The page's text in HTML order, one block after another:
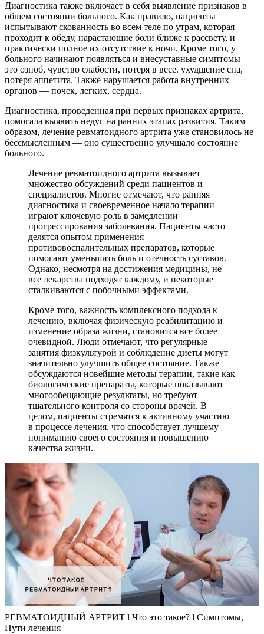
Диагностика также включает в себя выявление признаков в
общем состоянии больного. Как правило, пациенты
испытывают скованность во всем теле по утрам, которая
проходит к обеду, нарастающие боли ближе к рассвету, и
практически полное их отсутствие к ночи. Кроме того, у
больного начинают появляться и внесуставные симптомы —
это озноб, чувство слабости, потеря в весе. ухудшение сна,
потеря аппетита. Также нарушается работа внутренних
органов — почек, легких, сердца.
Диагностика, проведенная при первых признаках артрита,
помогала выявить недуг на ранних этапах развития. Таким
образом, лечение ревматоидного артрита уже становилось не
бессмысленным — оно существенно улучшало состояние
больного.
Лечение ревматоидного артрита вызывает
множество обсуждений среди пациентов и
специалистов. Многие отмечают, что ранняя
диагностика и своевременное начало терапии
играют ключевую роль в замедлении
прогрессирования заболевания. Пациенты часто
делятся опытом применения
противовоспалительных препаратов, которые
помогают уменьшить боль и отечность суставов.
Однако, несмотря на достижения медицины, не
все лекарства подходят каждому, и некоторые
сталкиваются с побочными эффектами.
Кроме того, важность комплексного подхода к
лечению, включая физическую реабилитацию и
изменение образа жизни, становится все более
очевидной. Люди отмечают, что регулярные
занятия физкультурой и соблюдение диеты могут
значительно улучшить общее состояние. Также
обсуждаются новейшие методы терапии, такие как
биологические препараты, которые показывают
многообещающие результаты, но требуют
тщательного контроля со стороны врачей. В
целом, пациенты стремятся к активному участию
в процессе лечения, что способствует лучшему
пониманию своего состояния и повышению
качества жизни.
РЕВМАТОИДНЫЙ АРТРИТ l Что это такое? l Симптомы,
Пути лечения